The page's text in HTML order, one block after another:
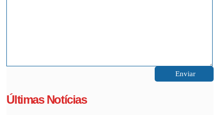
Últimas Notícias